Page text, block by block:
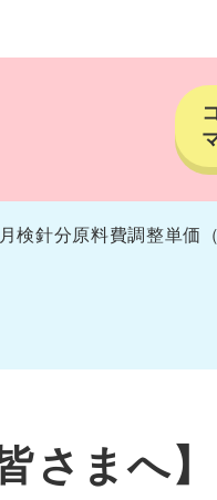
検針分原料費調整単
さまへ